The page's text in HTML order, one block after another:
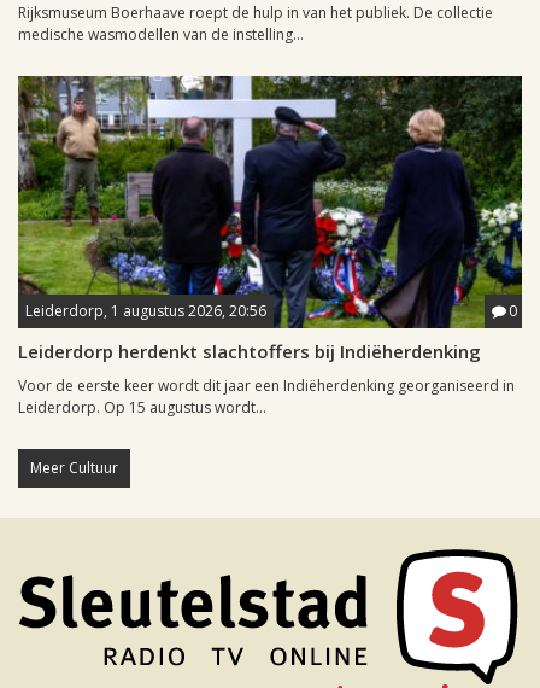
Rijksmuseum Boerhaave roept de hulp in van het publiek. De collectie
medische wasmodellen van de instelling...
Leiderdorp, 1 augustus 2026, 20:56 0
Leiderdorp herdenkt slachtoffers bij Indiëherdenking
Voor de eerste keer wordt dit jaar een Indiëherdenking georganiseerd in
Leiderdorp. Op 15 augustus wordt...
Meer Cultuur